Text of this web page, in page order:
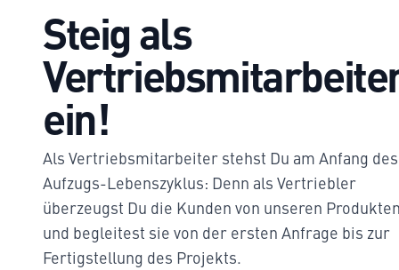
Steig als
ein!
Als Vertriebsmitarbeiter stehst Du am Anfang des
Aufzugs-Lebenszyklus: Denn als Vertriebler
überzeugst Du die Kunden von unseren
und begleitest sie von der ersten Anfrage bis zur
Fertigstellung des Projekts.